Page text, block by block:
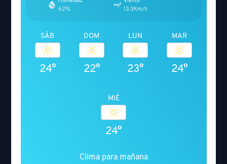
62%
13.3Km/h
SÁB
24°
DOM
22°
LUN
23°
MAR
24°
MIÉ
24°
Clima para mañana